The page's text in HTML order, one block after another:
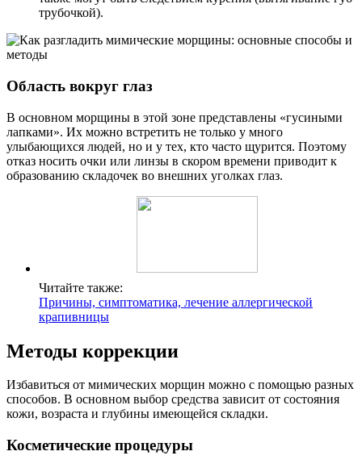
трубочкой).
Область вокруг глаз
В основном морщины в этой зоне представлены «гусиными
лапками». Их можно встретить не только у много
улыбающихся людей, но и у тех, кто часто щурится. Поэтому
отказ носить очки или линзы в скором времени приводит к
образованию складочек во внешних уголках глаз.
Читайте также:
Причины, симптоматика, лечение аллергической
крапивницы
Методы коррекции
Избавиться от мимических морщин можно с помощью разных
способов. В основном выбор средства зависит от состояния
кожи, возраста и глубины имеющейся складки.
Косметические процедуры